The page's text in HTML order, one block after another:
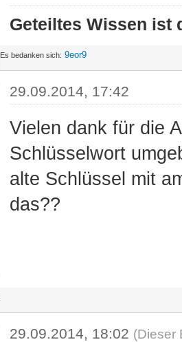
Geteiltes Wissen ist
Es bedanken sich: 9eor9
29.09.2014, 17:42
Vielen dank für die
Schlüsselwort
alte Schlüssel mit
das??
29.09.2014, 18:02 (Dieser